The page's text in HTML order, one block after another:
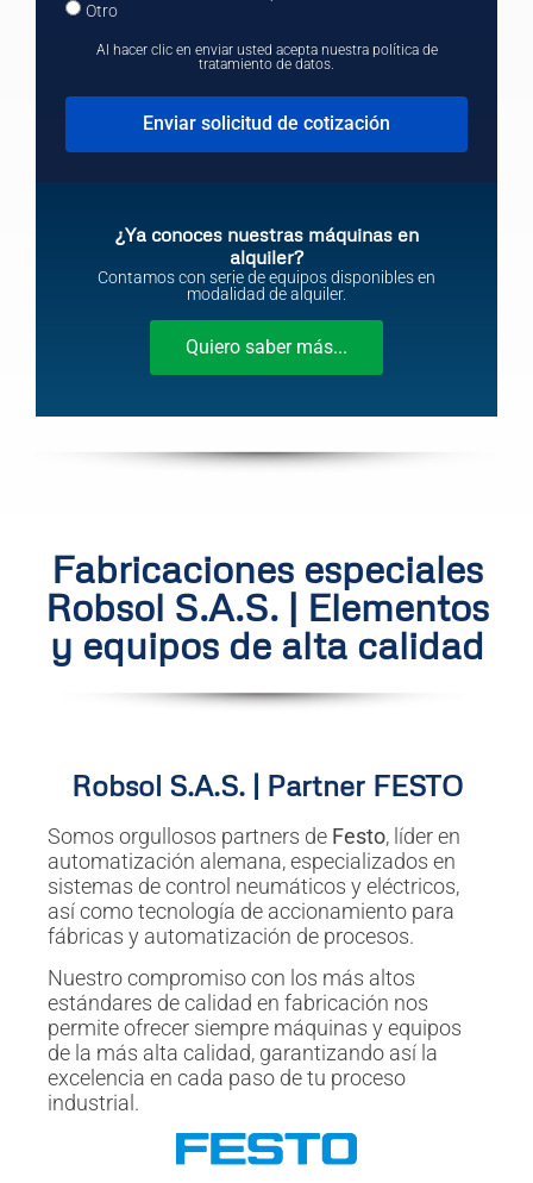
Otro
Al hacer clic en enviar usted acepta nuestra política de
tratamiento de datos.
Enviar solicitud de cotización
¿Ya conoces nuestras máquinas en
alquiler?
Contamos con serie de equipos disponibles en
modalidad de alquiler.
Quiero saber más...
Fabricaciones especiales
Robsol S.A.S. | Elementos
y equipos de alta calidad
Robsol S.A.S. | Partner FESTO
Somos orgullosos partners de Festo, líder en
automatización alemana, especializados en
sistemas de control neumáticos y eléctricos,
así como tecnología de accionamiento para
fábricas y automatización de procesos.
Nuestro compromiso con los más altos
estándares de calidad en fabricación nos
permite ofrecer siempre máquinas y equipos
de la más alta calidad, garantizando así la
excelencia en cada paso de tu proceso
industrial.